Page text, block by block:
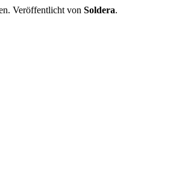
Veröffentlicht von Soldera.